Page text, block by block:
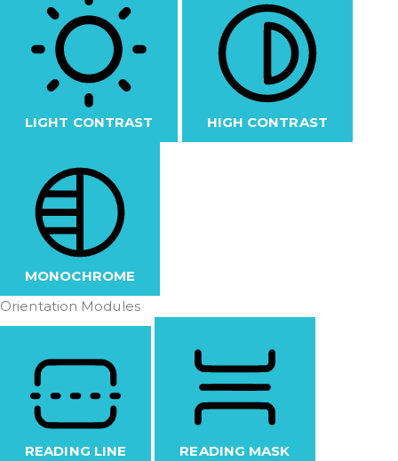
LIGHT CONTRAST HIGH CONTRAST
MONOCHROME
Orientation Modules
READING LINE READING MASK